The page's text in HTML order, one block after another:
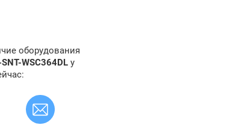
оборудования
WSC364DL у